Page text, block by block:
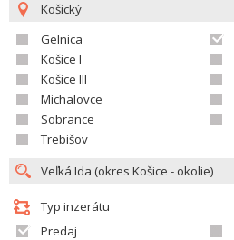
Košický
Gelnica
Košice I
Košice III
Michalovce
Sobrance
Trebišov
Typ inzerátu
Predaj